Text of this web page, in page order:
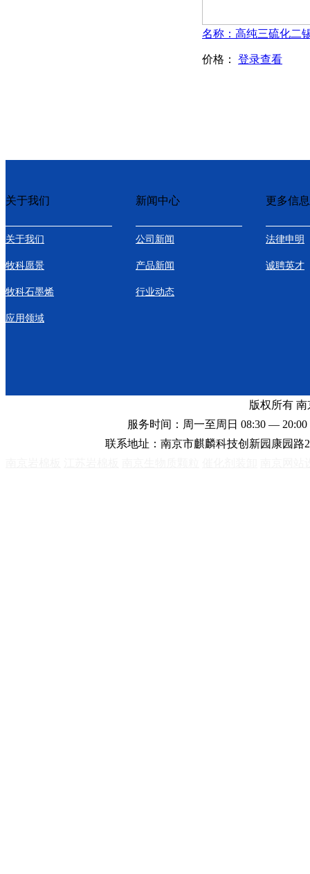
价格： 登录查看
关于我们 新闻中心 更多信息
关于我们
牧科愿景
牧科石墨烯
应用领域
公司新闻
产品新闻
行业动态
法律申明
诚聘英才
版权所有
服务时间：周一至周日 08:30 —
联系地址：南京市麒麟科技创新园康园